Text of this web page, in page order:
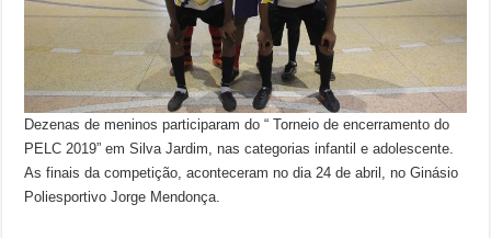
Dezenas de meninos participaram do “ Torneio de encerramento do
PELC 2019” em Silva Jardim, nas categorias infantil e adolescente.
As finais da competição, aconteceram no dia 24 de abril, no Ginásio
Poliesportivo Jorge Mendonça.